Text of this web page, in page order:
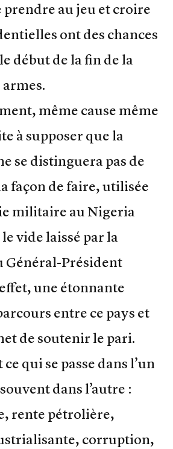
prendre au jeu et croire
ont des chances
début de la fin de la
même cause même
à supposer que la
se distinguera pas de
façon de faire, utilisée
militaire au Nigeria
vide laissé par la
Général-Président
une étonnante
entre ce pays et
de soutenir le pari.
qui se passe dans l’un
dans l’autre :
rente pétrolière,
corruption,